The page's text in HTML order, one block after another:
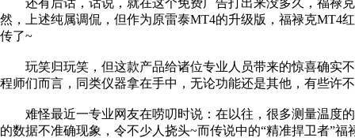
还有后话，话说，就在这个免费广告打出来没多久，福禄
然，上述纯属调侃，但作为原雷泰MT4的升级版，福禄克MT4
传了~
玩笑归玩笑，但这款产品给诸位专业人员带来的惊喜确实
程师们而言，同类仪器拿在手中，无论功能还是其他，有些许
难怪最近一专业网友在唠叨时说：在以往，很多测量温度
的数据不准确现象，令不少人挠头~而传说中的“精准捍卫者”